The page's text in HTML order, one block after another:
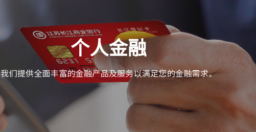
个人金融
我们提供全面丰富的金融产品及服务以满足您的金融需求。